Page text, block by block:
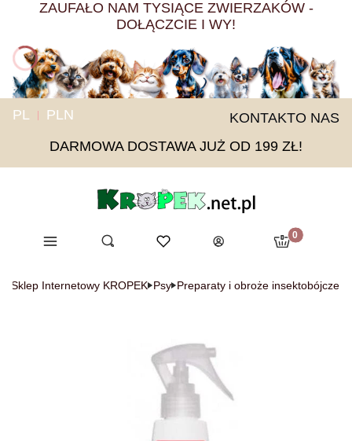
ZAUFAŁO NAM TYSIĄCE ZWIERZAKÓW -
DOŁĄCZCIE I WY!
PL PLN KONTAKTO NAS
DARMOWA DOSTAWA JUŻ OD 199 ZŁ!
Menu Otwórz wyszukiwarkę
Szukaj Ulubione
Zaloguj się
Produkty w
Koszyk
Sklep Internetowy KROPEK Psy Preparaty i obroże insektobójcze